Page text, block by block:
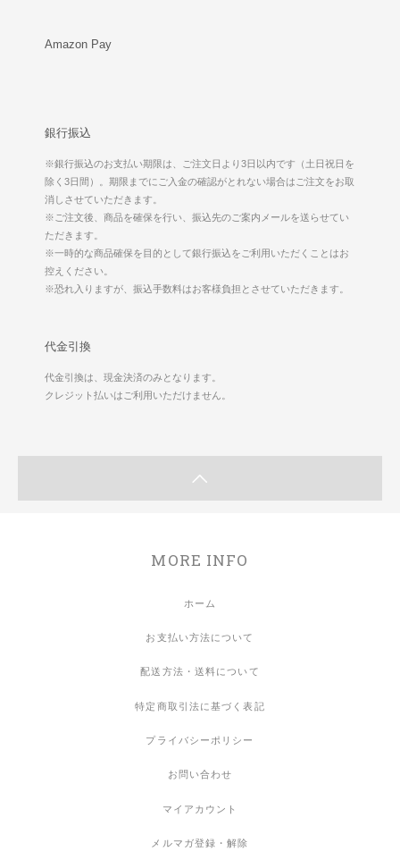
Amazon Pay
銀行振込
※銀行振込のお支払い期限は、ご注文日より3日以内です（土日祝日を
除く3日間）。期限までにご入金の確認がとれない場合はご注文をお取
消しさせていただきます。
※ご注文後、商品を確保を行い、振込先のご案内メールを送らせてい
ただきます。
※一時的な商品確保を目的として銀行振込をご利用いただくことはお
控えください。
※恐れ入りますが、振込手数料はお客様負担とさせていただきます。
代金引換
代金引換は、現金決済のみとなります。
クレジット払いはご利用いただけません。
MORE INFO
ホーム
お支払い方法について
配送方法・送料について
特定商取引法に基づく表記
プライバシーポリシー
お問い合わせ
マイアカウント
メルマガ登録・解除